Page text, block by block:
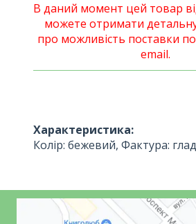
В даний момент цей товар
можете отримати
про можливість поставки
email.
Характеристика:
Колір: бежевий, Фактура: